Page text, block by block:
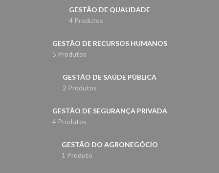
GESTÃO DE QUALIDADE
4 Produtos
GESTÃO DE RECURSOS HUMANOS
5 Produtos
GESTÃO DE SAÚDE PÚBLICA
2 Produtos
GESTÃO DE SEGURANÇA PRIVADA
4 Produtos
GESTÃO DO AGRONEGÓCIO
1 Produto